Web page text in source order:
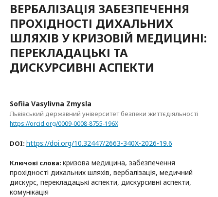
ВЕРБАЛІЗАЦІЯ ЗАБЕЗПЕЧЕННЯ
ПРОХІДНОСТІ ДИХАЛЬНИХ
ШЛЯХІВ У КРИЗОВІЙ МЕДИЦИНІ:
ПЕРЕКЛАДАЦЬКІ ТА
ДИСКУРСИВНІ АСПЕКТИ
Sofiіa Vasylivna Zmysla
Львівський державний університет безпеки життєдіяльності
https://orcid.org/0009-0008-8755-196X
DOI: https://doi.org/10.32447/2663-340X-2026-19.6
Ключові слова: кризова медицина, забезпечення
прохідності дихальних шляхів, вербалізація, медичний
дискурс, перекладацькі аспекти, дискурсивні аспекти,
комунікація